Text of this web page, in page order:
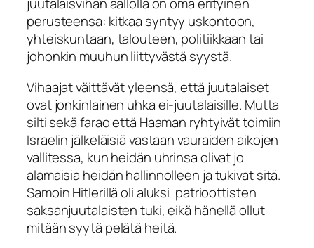
juutalaisvihan aallolla on oma erityinen
perusteensa: kitkaa syntyy uskontoon,
yhteiskuntaan, talouteen, politiikkaan tai
johonkin muuhun liittyvästä syystä.
Vihaajat väittävät yleensä, että juutalaiset
ovat jonkinlainen uhka ei-juutalaisille. Mutta
silti sekä farao että Haaman ryhtyivät toimiin
Israelin jälkeläisiä vastaan vauraiden aikojen
vallitessa, kun heidän uhrinsa olivat jo
alamaisia heidän hallinnolleen ja tukivat sitä.
Samoin Hitlerillä oli aluksi patrioottisten
saksanjuutalaisten tuki, eikä hänellä ollut
mitään syytä pelätä heitä.